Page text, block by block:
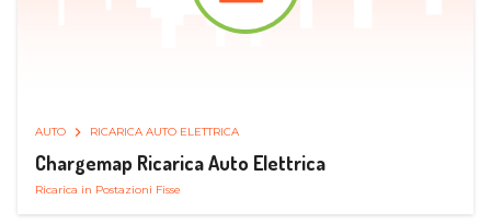
AUTO RICARICA AUTO ELETTRICA
Chargemap Ricarica Auto Elettrica
Ricarica in Postazioni Fisse